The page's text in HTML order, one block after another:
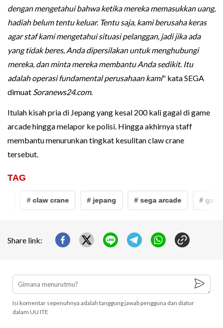
dengan mengetahui bahwa ketika mereka memasukkan uang,
hadiah belum tentu keluar. Tentu saja, kami berusaha keras
agar staf kami mengetahui situasi pelanggan, jadi jika ada
yang tidak beres, Anda dipersilakan untuk menghubungi
mereka, dan minta mereka membantu Anda sedikit. Itu
adalah operasi fundamental perusahaan kami" kata SEGA
dimuat Soranews24.com.
Itulah kisah pria di Jepang yang kesal 200 kali gagal di game
arcade hingga melapor ke polisi. Hingga akhirnya staff
membantu menurunkan tingkat kesulitan claw crane
tersebut.
TAG
# claw crane # jepang # sega arcade #
Share link:
Isi komentar sepenuhnya adalah tanggung jawab pengguna dan diatur
dalam UU ITE